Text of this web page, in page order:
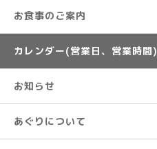
お食事のご案内
カレンダー(営業日、営業時間)
お知らせ
あぐりについて